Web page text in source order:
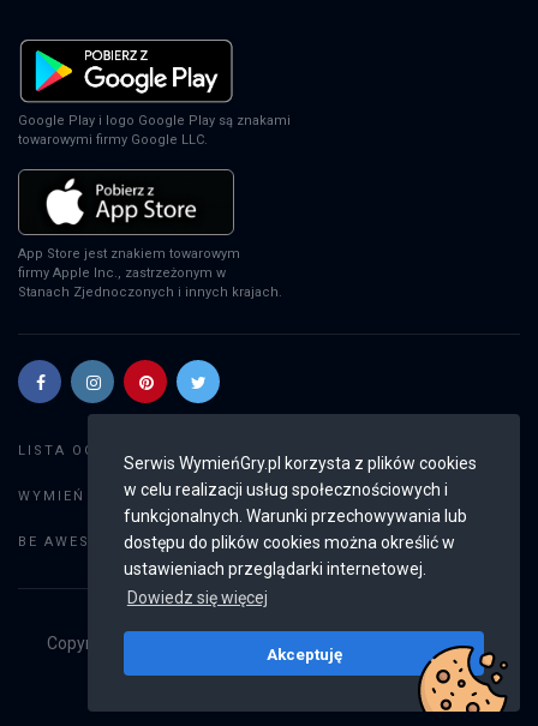
Serwis WymieńGry.pl korzysta z plików cookies
w celu realizacji usług społecznościowych i
funkcjonalnych. Warunki przechowywania lub
dostępu do plików cookies można określić w
ustawieniach przeglądarki internetowej.
Dowiedz się więcej
Akceptuję
Google Play i logo Google Play są znakami
towarowymi firmy Google LLC.
App Store jest znakiem towarowym
firmy Apple Inc., zastrzeżonym w
Stanach Zjednoczonych i innych krajach.
LISTA OGŁOSZEŃ:
WYMIEŃ GRY: Dodaj ogłoszenie
BE AWESOME: Weryfikacja konta
Copyright © 2019 - 2026
Wszystkie prawa
v2.8.3